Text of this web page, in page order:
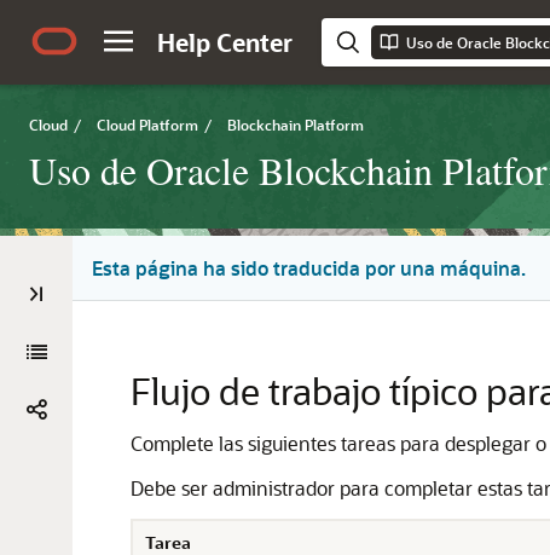
Help Center
Cloud / Cloud Platform / Blockchain Platform
Uso de Oracle Blockchain
Esta página ha sido traducida por una máquina.
Flujo de trabajo típico
Complete las siguientes tareas para desplegar
Debe ser administrador para completar estas
Tarea